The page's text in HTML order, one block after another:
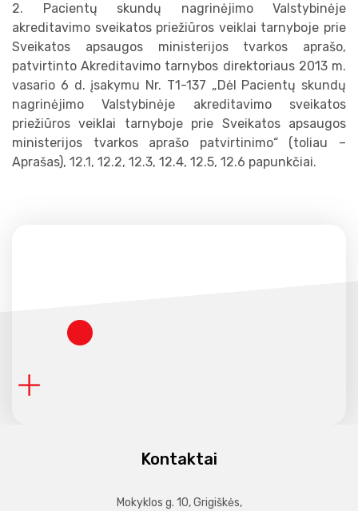
2. Pacientų skundų nagrinėjimo Valstybinėje
akreditavimo sveikatos priežiūros veiklai tarnyboje prie
Sveikatos apsaugos ministerijos tvarkos aprašo,
patvirtinto Akreditavimo tarnybos direktoriaus 2013 m.
vasario 6 d. įsakymu Nr. T1-137 „Dėl Pacientų skundų
nagrinėjimo Valstybinėje akreditavimo sveikatos
priežiūros veiklai tarnyboje prie Sveikatos apsaugos
ministerijos tvarkos aprašo patvirtinimo“ (toliau –
Aprašas), 12.1, 12.2, 12.3, 12.4, 12.5, 12.6 papunkčiai.
Kontaktai
Mokyklos g. 10, Grigiškės,